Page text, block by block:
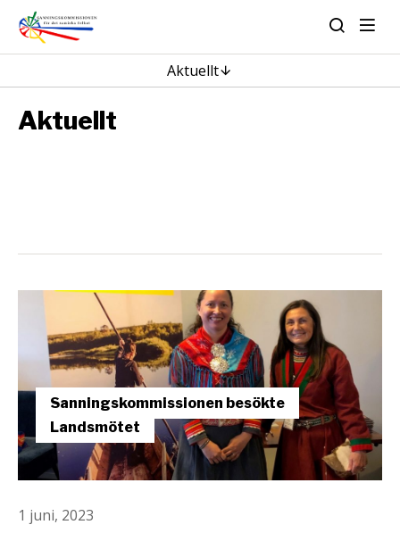
Aktuellt
Aktuellt
Sanningskommissionen besökte
Landsmötet
1 juni, 2023